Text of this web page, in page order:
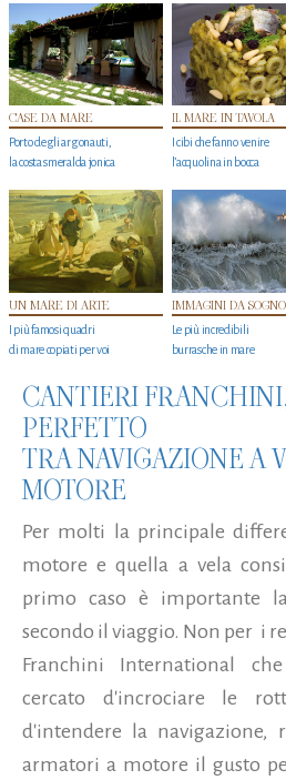
CASE DA MARE
Porto degli argonauti,
la costa smeralda jonica
IL MARE IN TAVOLA
I cibi che fanno venire
l’acquolina in bocca
UN MARE DI ARTE
I più famosi quadri
di mare copiati per voi
IMMAGINI DA SOGNO
Le più incredibili
burrasche in mare
CANTIERI
PERFETTO
TRA NAVIGAZIONE A
MOTORE
Per molti la principale
motore e quella a vela
primo caso è importante
secondo il viaggio. Non per i
Franchini International
cercato d'incrociare le
d'intendere la navigazione,
armatori a motore il gusto